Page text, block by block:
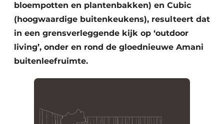
bloempotten en plantenbakken) en Cubic
(hoogwaardige buitenkeukens), resulteert dat
in een grensverleggende kijk op ‘outdoor
living’, onder en rond de gloednieuwe Amani
buitenleefruimte.